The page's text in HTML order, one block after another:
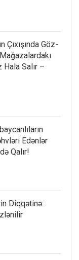
Çıxışında Göz-
Hala Salır –
Edənlər
Qalır!
Diqqətinə: